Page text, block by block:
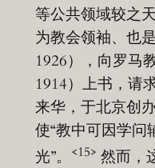
等公共领域较之
为教会领袖、也
1926），向罗马
1914）上书，请
来华，于北京创
使“教中可因学
光”。
<15> 然而，